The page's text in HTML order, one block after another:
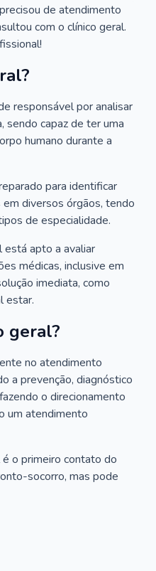
de atendimento
com o clínico geral.
responsável por analisar
sendo capaz de ter uma
humano durante a
para identificar
diversos órgãos, tendo
de especialidade.
está apto a avaliar
médicas, inclusive em
imediata, como
estar.
geral?
no atendimento
a prevenção, diagnóstico
o direcionamento
um atendimento
o primeiro contato do
socorro, mas pode